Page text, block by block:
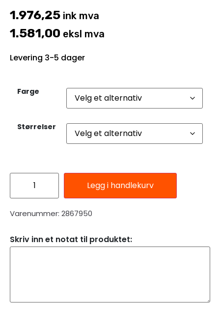
1.976,25 ink mva
1.581,00 eksl mva
Levering 3-5 dager
Farge
Størrelser
Legg i handlekurv
Varenummer: 2867950
Skriv inn et notat til produktet: